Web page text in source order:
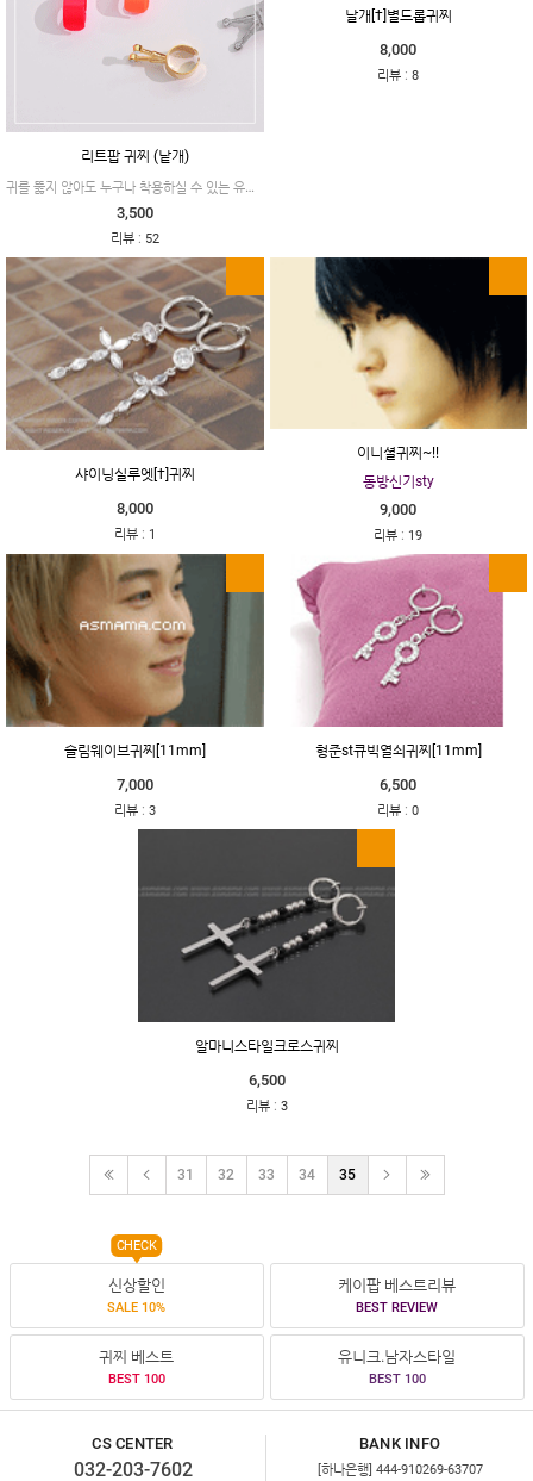
리트팝 귀찌 (낱개)
귀를 뚫지 않아도 누구나 착용하실 수 있는 유니크한 디자인으로 남녀 모두에게 추천드려요.
3,500
리뷰: 52
날개[†]별드롭귀찌
8,000
리뷰 :8
샤이닝실루엣[†]귀찌
8,000
리뷰: 1
이니셜귀찌~!!
동방신기sty
9,000
리뷰 : 19
슬림웨이브귀찌[11mm]
7,000
리뷰: 3
형준st큐빅열쇠귀찌[11mm]
6,500
리뷰 :0
알마니스타일크로스귀찌
6,500
리뷰: 3
31 32 33 34 35
신상할인
SALE 10%
CHECK
케이팝 베스트리뷰
BEST REVIEW
귀찌 베스트
BEST 100
유니크.남자스타일
BEST 100
CS CENTER
032-203-7602
BANK INFO
[하나은행] 444-910269-63707